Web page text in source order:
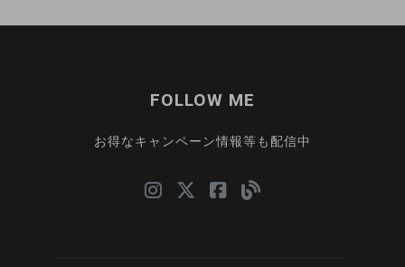
FOLLOW ME
お得なキャンペーン情報等も配信中